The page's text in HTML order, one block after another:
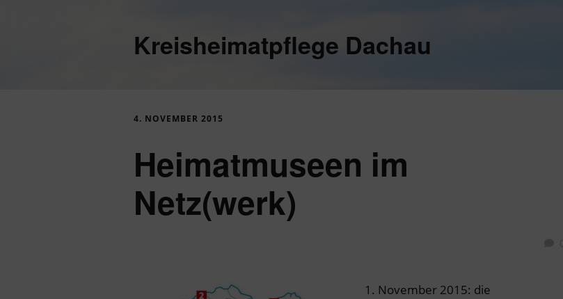
Kreisheimatpflege Dachau
4. NOVEMBER 2015
Heimatmuseen im
Netz(werk)
1. November 2015: die